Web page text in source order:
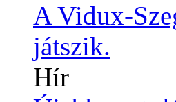
A Vidux-
játszik.
Hír